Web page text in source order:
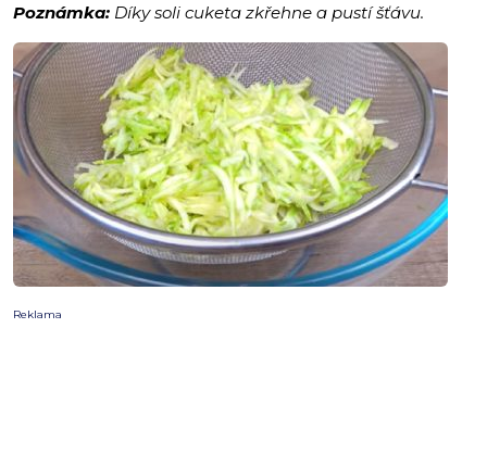
Poznámka: Díky soli cuketa zkřehne a pustí šťávu.
Reklama